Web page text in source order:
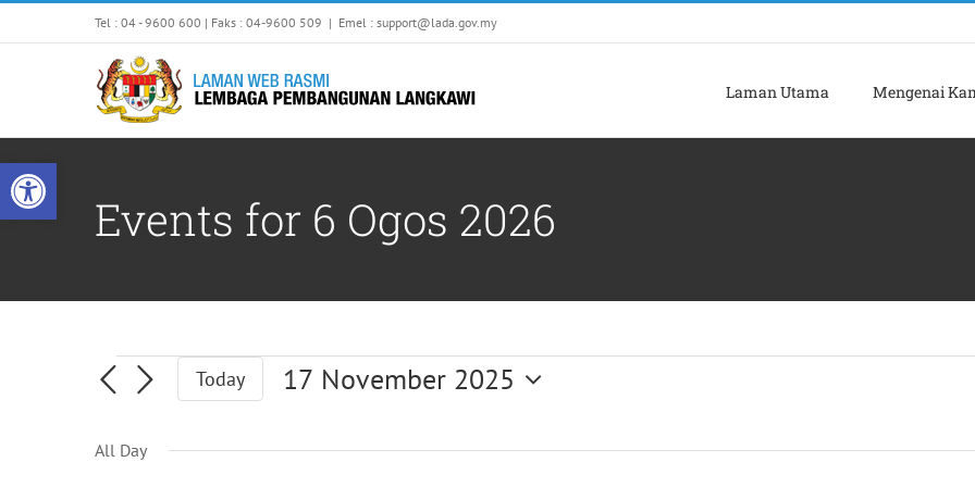
Open toolbar
to
Tel : 04 - 9600 600 | Faks : 04-9600 509 | Emel : support@lada.gov.my
Laman Utama Mengenai
Events for 6 Ogos 2026
Events
Today
17 November 2025
All Day